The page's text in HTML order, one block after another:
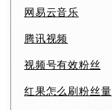
网易云音乐
腾讯视频
视频号有效粉丝
红果怎么刷粉丝量